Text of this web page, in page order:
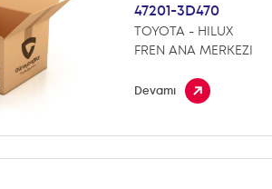
47201-3D470
TOYOTA - HILUX
FREN ANA MERKEZI
Devamı